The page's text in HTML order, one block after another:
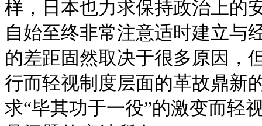
样，日本也力求保持政治上的
自始至终非常注意适时建立与
的差距固然取决于很多原因，
行而轻视制度层面的革故鼎新
求“毕其功于一役”的激变而轻